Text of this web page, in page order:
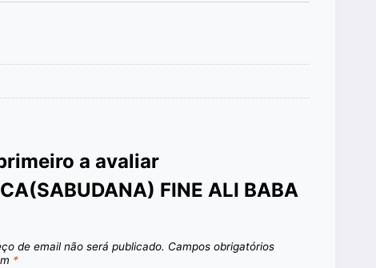
a avaliar
FINE ALI BABA
de email não será publicado. Campos obrigatórios
*